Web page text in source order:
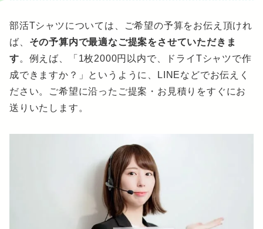
部活Tシャツについては、ご希望の予算をお伝え頂けれ
ば、 その予算内で最適なご提案をさせていただきま
す。例えば、「1枚2000円以内で、ドライTシャツで作
成できますか？」というように、LINEなどでお伝えく
ださい。ご希望に沿ったご提案・お見積りをすぐにお
送りいたします。